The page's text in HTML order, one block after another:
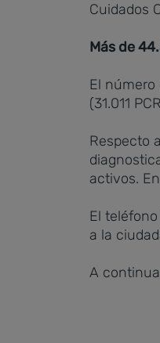
Cuidados
Más de
El número
(31.011
Respecto
activos.
El
a la
A